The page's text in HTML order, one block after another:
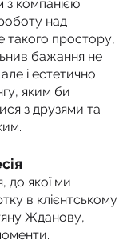
з компанією
над
такого простору,
бажання не
і естетично
яким би
з друзями та
до якої ми
в клієнтському
Жданову,